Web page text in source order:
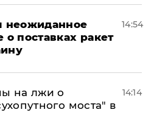
неожиданное
поставках ракет
14:54
на лжи о
моста" в
14:14